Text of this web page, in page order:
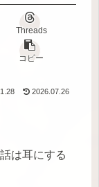
Threads
コピー
2026.07.26
は耳にする